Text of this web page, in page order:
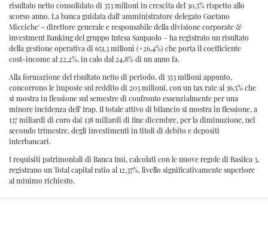
risultato netto consolidato di 353 milioni in crescita del 30,5% rispetto allo
scorso anno. La banca guidata dall' amministratore delegato Gaetano
Micciche' - direttore generale e responsabile della divisione corporate &
investment Banking del gruppo Intesa Sanpaolo – ha registrato un risultato
della gestione operativa di 651,3 milioni (+26,4%) che porta il coefficiente
cost-income al 22,2%, in calo dal 24,8% di un anno fa.
Alla formazione del risultato netto di periodo, di 353 milioni appunto,
concorrono le imposte sul reddito di 203 milioni, con un tax rate al 36,5% che
si mostra in flessione sul semestre di confronto essenzialmente per una
minore incidenza dell' Irap. Il totale attivo di bilancio si mostra in flessione, a
137 miliardi di euro dai 138 miliardi di fine dicembre, per la diminuzione, nel
secondo trimestre, degli investimenti in titoli di debito e depositi
interbancari.
I requisiti patrimoniali di Banca Imi, calcolati con le nuove regole di Basilea 3,
registrano un Total capital ratio al 12,37%, livello significativamente superiore
al minimo richiesto.